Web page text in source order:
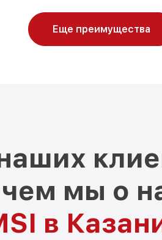
Еще преимущества
мы о
в